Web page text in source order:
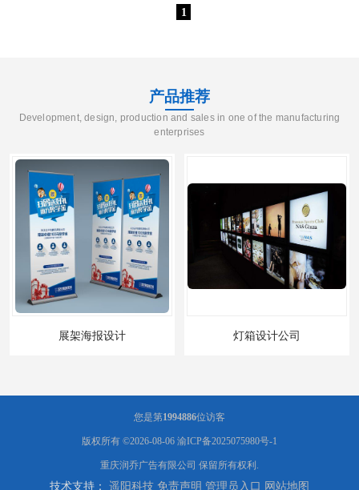
1
产品推荐
Development, design, production and sales in one of the manufacturing
enterprises
展架海报设计 灯箱设计公司
您是第1994886位访客
版权所有 ©2026-08-06 渝ICP备2025075980号-1
重庆润乔广告有限公司 保留所有权利.
技术支持： 遥阳科技 免责声明 管理员入口 网站地图